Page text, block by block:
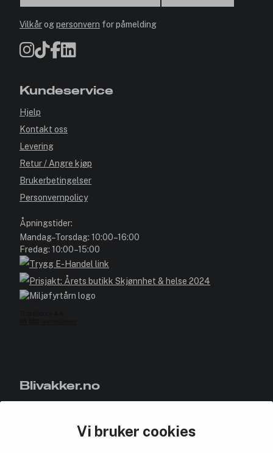
Vi bruker cookies
Vilkårogpersonvern for påmelding
Kundeservice
Hjelp
Kontakt oss
Levering
Retur / Angre kjøp
Brukerbetingelser
Personvernpolicy
Åpningstider:
Mandag–Torsdag: 10:00–16:00
Fredag: 10:00–15:00
Blivakker.no
Bli medlem helt gratis - få poeng og eksklusive rabattkoder.